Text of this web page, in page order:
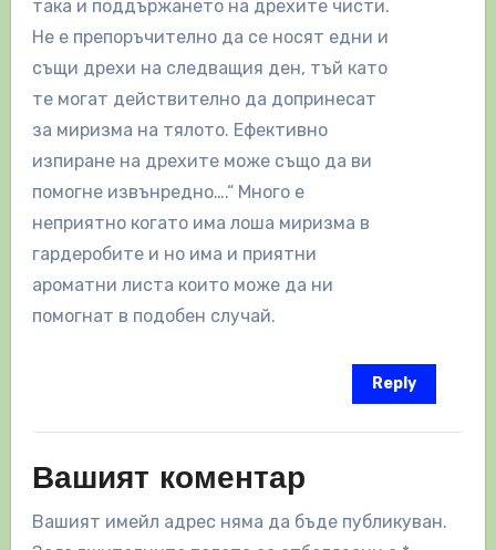
така и поддържането на дрехите чисти.
Не е препоръчително да се носят едни и
същи дрехи на следващия ден, тъй като
те могат действително да допринесат
за миризма на тялото. Ефективно
изпиране на дрехите може също да ви
помогне извънредно….“ Много е
неприятно когато има лоша миризма в
гардеробите и но има и приятни
ароматни листа които може да ни
помогнат в подобен случай.
Reply
Вашият коментар
Вашият имейл адрес няма да бъде публикуван.